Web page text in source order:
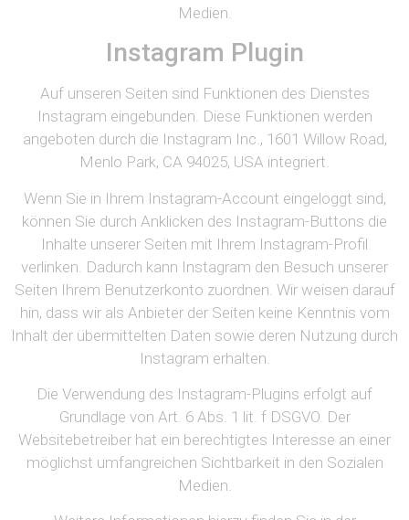
Medien.
Instagram Plugin
Auf unseren Seiten sind Funktionen des Dienstes
Instagram eingebunden. Diese Funktionen werden
angeboten durch die Instagram Inc., 1601 Willow Road,
Menlo Park, CA 94025, USA integriert.
Wenn Sie in Ihrem Instagram-Account eingeloggt sind,
können Sie durch Anklicken des Instagram-Buttons die
Inhalte unserer Seiten mit Ihrem Instagram-Profil
verlinken. Dadurch kann Instagram den Besuch unserer
Seiten Ihrem Benutzerkonto zuordnen. Wir weisen darauf
hin, dass wir als Anbieter der Seiten keine Kenntnis vom
Inhalt der übermittelten Daten sowie deren Nutzung durch
Instagram erhalten.
Die Verwendung des Instagram-Plugins erfolgt auf
Grundlage von Art. 6 Abs. 1 lit. f DSGVO. Der
Websitebetreiber hat ein berechtigtes Interesse an einer
möglichst umfangreichen Sichtbarkeit in den Sozialen
Medien.